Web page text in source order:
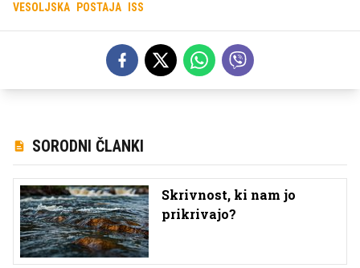
VESOLJSKA POSTAJA ISS
SORODNI ČLANKI
Skrivnost, ki nam jo
prikrivajo?